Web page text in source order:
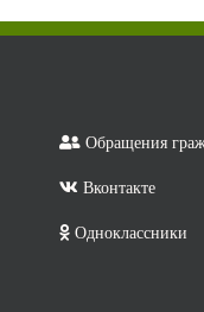
Обращения
Вконтакте
Одноклассники